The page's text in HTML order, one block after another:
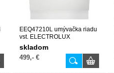
EEQ47210L umývačka riadu
vst. ELECTROLUX
skladom
499,- €